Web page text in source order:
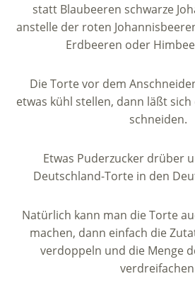
statt Blaubeeren schwarze
anstelle der roten
Erdbeeren oder
Die Torte vor dem
etwas kühl stellen, dann läßt
schneiden.
Etwas Puderzucker drüber
Deutschland-Torte in den
Natürlich kann man die Torte
machen, dann einfach die
verdoppeln und die Menge